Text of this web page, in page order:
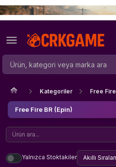
Kategoriler Free Fire
Free Fire BR (Epin)
Yalnızca Stoktakiler